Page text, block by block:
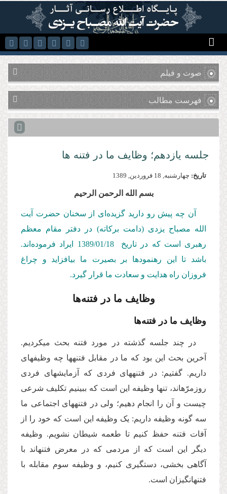
رفتن به محتوای اصلی
صوت و فیلم
فهرست مطالب
جلسه یازدهم؛ وظایف ما در فتنه ها
تاریخ: چهارشنبه, 18 فروردين, 1389
بسم الله الرحمن الرحیم
آن چه پیش رو دارید گزیده‌ای از سخنان حضرت آیت
الله مصباح یزدی (دامت بركاته) در دفتر مقام معظم
رهبری است كه در تاریخ 1389/01/18
ایراد فرموده‌اند.
باشد تا این رهنمودها بر بصیرت ما بیافزاید و چراغ
فروزان راه هدایت و سعادت ما قرار گیرد.
وظایف ما در فتنه‌ها
وظایف ما در فتنه‌­ها
در چند جلسه گذشته در مورد فتنه بحث می­کردیم.
آخرین بحث این بود که ما در مقابل فتنه­ها چه وظیفه­ای
داریم. گفتیم: در فتنه­های فردی که آزمایش­های فردی
روزمرّه­اند، تنها وظیفه این است که ببینیم تکلیف شرعی
چیست و آن را انجام دهیم؛ ولی در فتنه­های اجتماعی ما
سه گونه وظیفه داریم: یک وظیفه این است که خود را از
آفات فتنه حفظ کنیم تا طعمه شیطان نشویم. وظیفه
دیگر این است که از مردمی که در معرض فتنه­اند با
آگاهی بخشی، دست­گیری کنیم، و وظیفه سوم مقابله با
فتنه­انگیزان است.